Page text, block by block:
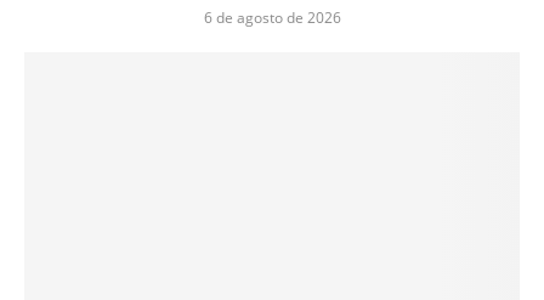
6 de agosto de 2026